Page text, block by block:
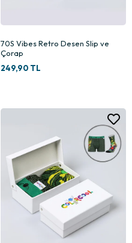
70S Vibes Retro Desen Slip ve
Çorap
249,90 TL